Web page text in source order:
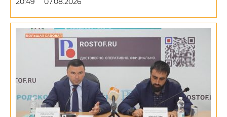
20:49 07.08.2026